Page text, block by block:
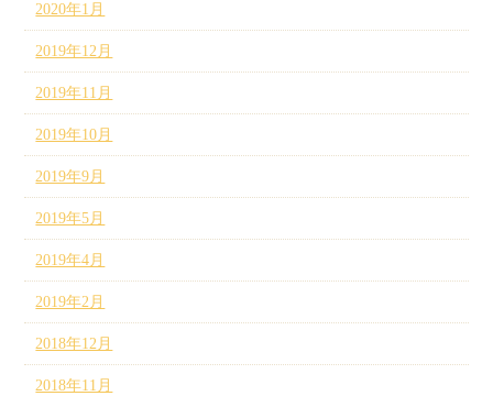
2020年1月
2019年12月
2019年11月
2019年10月
2019年9月
2019年5月
2019年4月
2019年2月
2018年12月
2018年11月